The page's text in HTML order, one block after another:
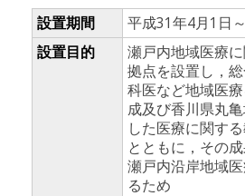
設置期間
平成31年4月1日
設置目的
瀬戸内地域医療
拠点を設置し，
科医など地域医
成及び香川県丸
した医療に関す
とともに，その
瀬戸内沿岸地域
るため